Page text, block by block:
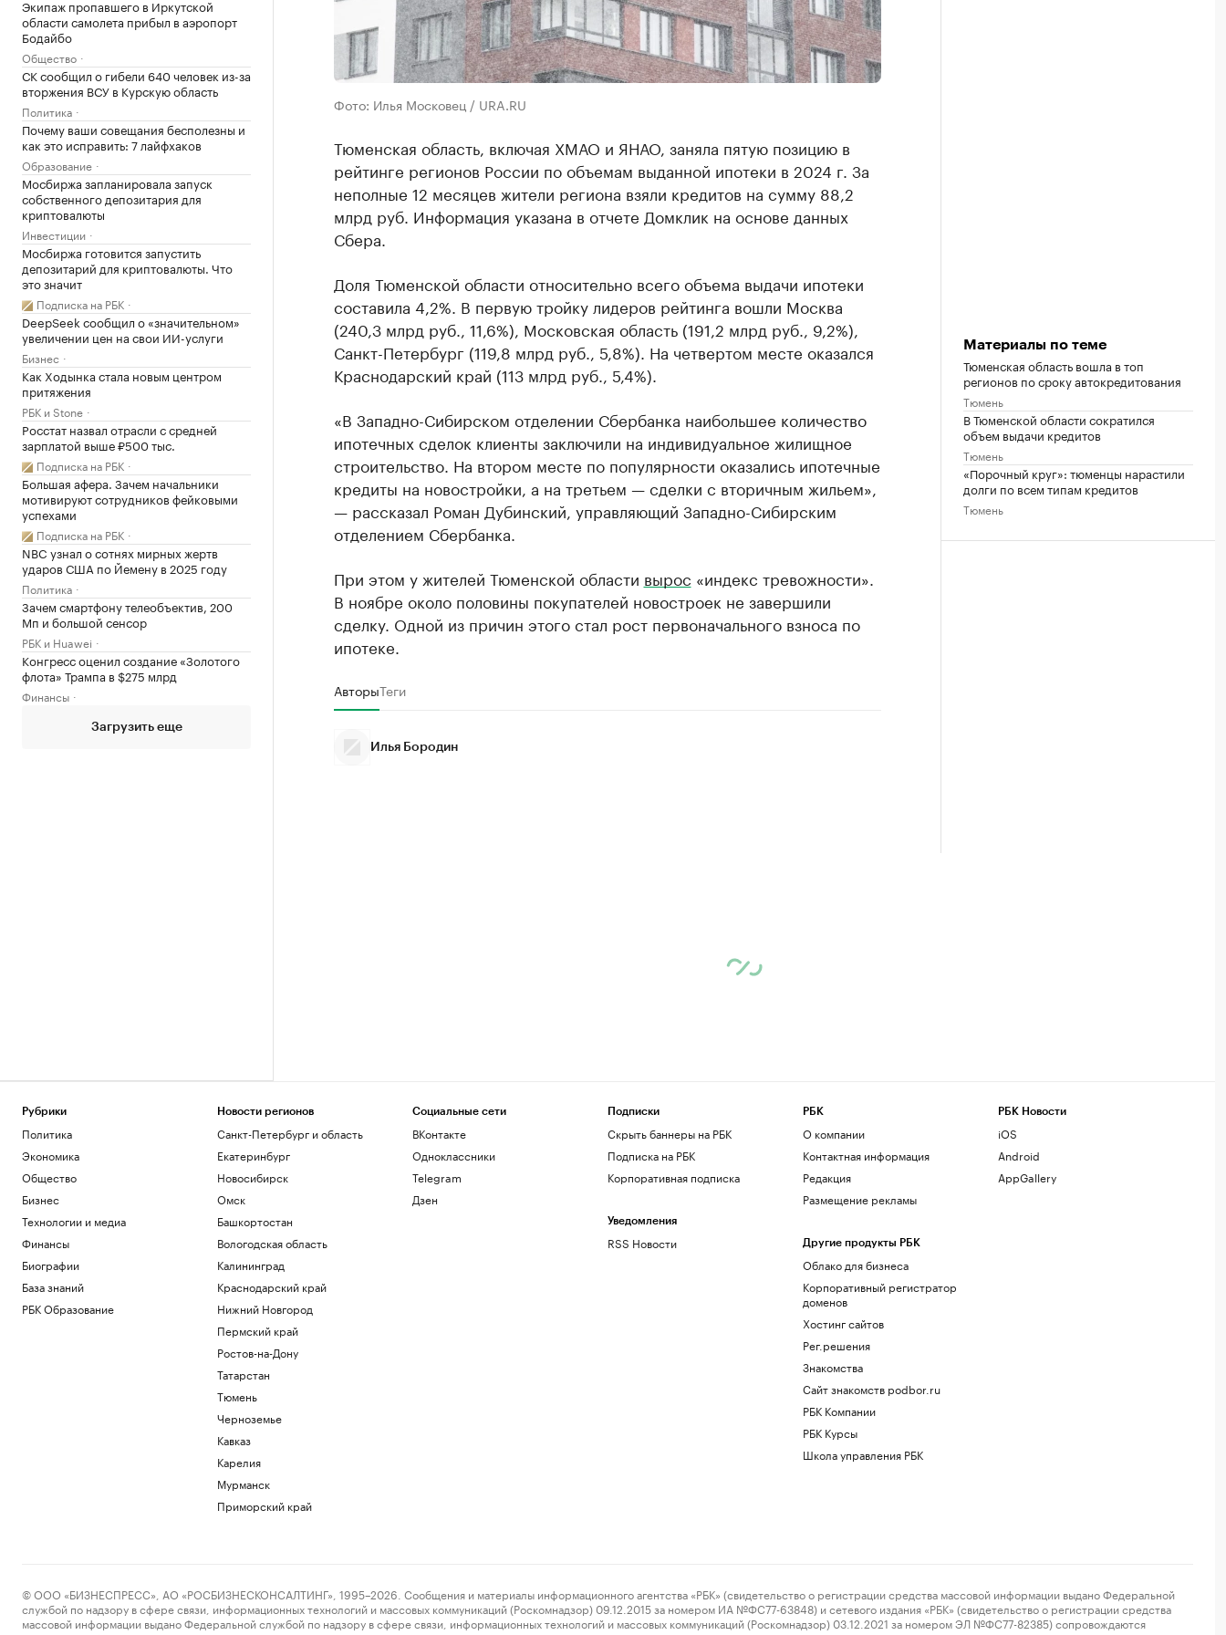
Экипаж пропавшего в Иркутской
области самолета прибыл в аэропорт
Бодайбо
Общество
СК сообщил о гибели 640 человек из-за
вторжения ВСУ в Курскую область
Политика
Почему ваши совещания бесполезны и
как это исправить: 7 лайфхаков
Образование
Мосбиржа запланировала запуск
собственного депозитария для
криптовалюты
Инвестиции
Мосбиржа готовится запустить
депозитарий для криптовалюты. Что
это значит
Подписка на РБК
DeepSeek сообщил о «значительном»
увеличении цен на свои ИИ-услуги
Бизнес
Как Ходынка стала новым центром
притяжения
РБК и Stone
Росстат назвал отрасли с средней
зарплатой выше ₽500 тыс.
Подписка на РБК
Большая афера. Зачем начальники
мотивируют сотрудников фейковыми
успехами
Подписка на РБК
NBC узнал о сотнях мирных жертв
ударов США по Йемену в 2025 году
Политика
Зачем смартфону телеобъектив, 200
Мп и большой сенсор
РБК и Huawei
Конгресс оценил создание «Золотого
флота» Трампа в $275 млрд
Финансы
Загрузить еще
Фото: Илья Московец / URA.RU
Тюменская область, включая ХМАО и ЯНАО, заняла пятую позицию в
рейтинге регионов России по объемам выданной ипотеки в 2024 г. За
неполные 12 месяцев жители региона взяли кредитов на сумму 88,2
млрд руб. Информация указана в отчете Домклик на основе данных
Сбера.
Доля Тюменской области относительно всего объема выдачи ипотеки
составила 4,2%. В первую тройку лидеров рейтинга вошли Москва
(240,3 млрд руб., 11,6%), Московская область (191,2 млрд руб., 9,2%),
Санкт-Петербург (119,8 млрд руб., 5,8%). На четвертом месте оказался
Краснодарский край (113 млрд руб., 5,4%).
«В Западно-Сибирском отделении Сбербанка наибольшее количество
ипотечных сделок клиенты заключили на индивидуальное жилищное
строительство. На втором месте по популярности оказались ипотечные
кредиты на новостройки, а на третьем — сделки с вторичным жильем»,
— рассказал Роман Дубинский, управляющий Западно-Сибирским
отделением Сбербанка.
При этом у жителей Тюменской области вырос «индекс тревожности».
В ноябре около половины покупателей новостроек не завершили
сделку. Одной из причин этого стал рост первоначального взноса по
ипотеке.
АвторыТеги
Илья Бородин
Материалы по теме
Тюменская область вошла в топ
регионов по сроку автокредитования
Тюмень
В Тюменской области сократился
объем выдачи кредитов
Тюмень
«Порочный круг»: тюменцы нарастили
долги по всем типам кредитов
Тюмень
Рубрики
Политика
Экономика
Общество
Бизнес
Технологии и медиа
Финансы
Биографии
База знаний
РБК Образование
Новости регионов
Санкт-Петербург и область
Екатеринбург
Новосибирск
Омск
Башкортостан
Вологодская область
Калининград
Краснодарский край
Нижний Новгород
Пермский край
Ростов-на-Дону
Татарстан
Тюмень
Черноземье
Кавказ
Карелия
Мурманск
Приморский край
Социальные сети
ВКонтакте
Одноклассники
Telegram
Дзен
Подписки
Скрыть баннеры на РБК
Подписка на РБК
Корпоративная подписка
Уведомления
RSS Новости
РБК
О компании
Контактная информация
Редакция
Размещение рекламы
Другие продукты РБК
Облако для бизнеса
Корпоративный регистратор
доменов
Хостинг сайтов
Рег.решения
Знакомства
Сайт знакомств podbor.ru
РБК Компании
РБК Курсы
Школа управления РБК
РБК Новости
iOS
Android
AppGallery
© ООО «БИЗНЕСПРЕСС», АО «РОСБИЗНЕСКОНСАЛТИНГ», 1995–2026. Сообщения и материалы информационного агентства «РБК» (свидетельство о регистрации средства массовой информации выдано Федеральной
службой по надзору в сфере связи, информационных технологий и массовых коммуникаций (Роскомнадзор) 09.12.2015 за номером ИА №ФС77-63848) и сетевого издания «РБК» (свидетельство о регистрации средства
массовой информации выдано Федеральной службой по надзору в сфере связи, информационных технологий и массовых коммуникаций (Роскомнадзор) 03.12.2021 за номером ЭЛ №ФС77-82385) сопровождаются